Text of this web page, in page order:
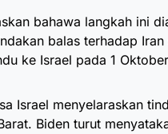
bahawa langkah ini
balas terhadap
ke Israel pada 1
Israel menyelaraskan
Biden turut